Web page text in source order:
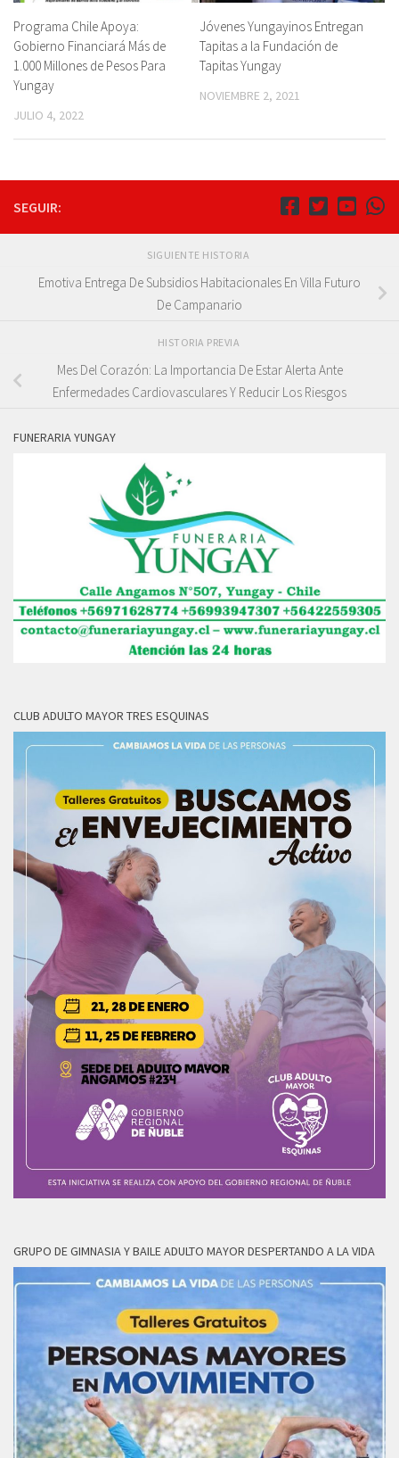
Programa Chile Apoya:
Gobierno Financiará Más de
1.000 Millones de Pesos Para
Yungay
JULIO 4, 2022
Jóvenes Yungayinos Entregan
Tapitas a la Fundación de
Tapitas Yungay
NOVIEMBRE 2, 2021
SEGUIR:
SIGUIENTE HISTORIA
Emotiva Entrega De Subsidios Habitacionales En Villa Futuro
De Campanario
HISTORIA PREVIA
Mes Del Corazón: La Importancia De Estar Alerta Ante
Enfermedades Cardiovasculares Y Reducir Los Riesgos
FUNERARIA YUNGAY
CLUB ADULTO MAYOR TRES ESQUINAS
GRUPO DE GIMNASIA Y BAILE ADULTO MAYOR DESPERTANDO A LA VIDA